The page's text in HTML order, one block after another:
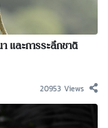
และการระลึกชาติ
20953 Views